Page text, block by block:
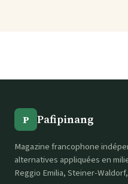
P Pafipinang
Magazine francophone
alternatives appliquées en
Reggio Emilia, Steiner-